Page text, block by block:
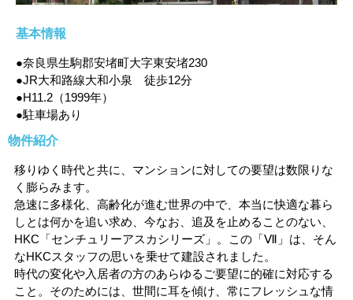
基本情報
●奈良県生駒郡安堵町大字東安堵230
●JR大和路線大和小泉 徒歩12分
●H11.2（1999年）
●駐車場あり
物件紹介
移りゆく時代と共に、マンションに対しての要望は数限りな
く膨らみます。
急速に多様化、高齢化が進む世界の中で、本当に快適な暮ら
しとは何かを追い求め、今なお、追及を止めることのない、
HKC「センチュリーアスカシリーズ」。この「Ⅶ」は、そん
なHKCスタッフの思いを乗せて建設されました。
時代の変化や入居者の方のあらゆるご要望に的確に対応する
こと。そのためには、世間に耳を傾け、常にフレッシュな情